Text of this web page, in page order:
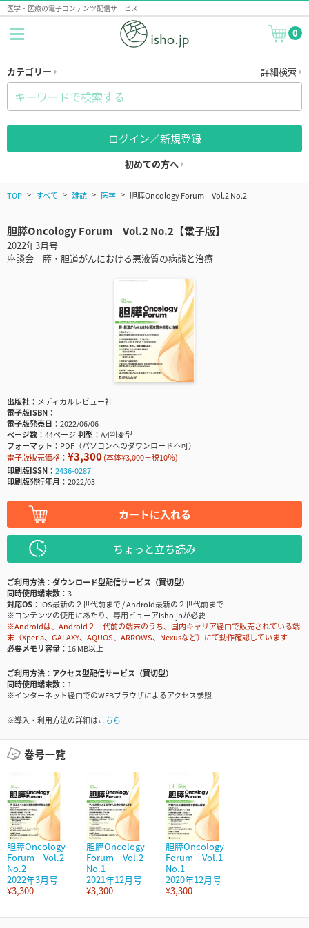
医学・医療の電子コンテンツ配信サービス
0
カテゴリー 詳細検索
ログイン／新規登録
初めての方へ
TOP すべて 雑誌 医学 胆膵Oncology Forum Vol.2 No.2
胆膵Oncology Forum Vol.2 No.2【電子版】
2022年3月号
座談会 膵・胆道がんにおける悪液質の病態と治療
出版社
メディカルレビュー社
電子版ISBN
電子版発売日
2022/06/06
ページ数
44ページ判型
A4判変型
フォーマット
PDF（パソコンへのダウンロード不可）
電子版販売価格： ¥3,300(本体¥3,000＋税10％)
印刷版ISSN
2436-0287
印刷版発行年月
2022/03
カートに入れる
ちょっと立ち読み
ご利用方法
ダウンロード型配信サービス（買切型）
同時使用端末数
3
対応OS
iOS最新の２世代前まで / Android最新の２世代前まで
※コンテンツの使用にあたり、専用ビューアisho.jpが必要
※Androidは、Android２世代前の端末のうち、国内キャリア経由で販売されている端
末（Xperia、GALAXY、AQUOS、ARROWS、Nexusなど）にて動作確認しています
必要メモリ容量
16 MB以上
ご利用方法
アクセス型配信サービス（買切型）
同時使用端末数
1
※インターネット経由でのWEBブラウザによるアクセス参照
※導入・利用方法の詳細はこちら
巻号一覧
胆膵Oncology
Forum Vol.2
No.2
2022年3月号
¥3,300
胆膵Oncology
Forum Vol.2
No.1
2021年12月号
¥3,300
胆膵Oncology
Forum Vol.1
No.1
2020年12月号
¥3,300